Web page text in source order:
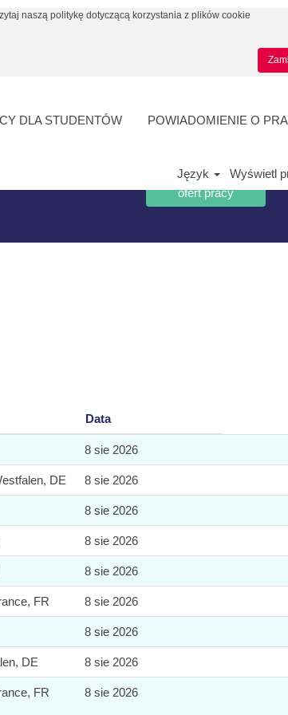
naszą politykę dotyczącą korzystania z plików cookie
DLA STUDENTÓW POWIADOMIENIE O
Język Wyświetl
Data
8 sie 2026
DE 8 sie 2026
8 sie 2026
8 sie 2026
8 sie 2026
FR 8 sie 2026
8 sie 2026
DE 8 sie 2026
FR 8 sie 2026